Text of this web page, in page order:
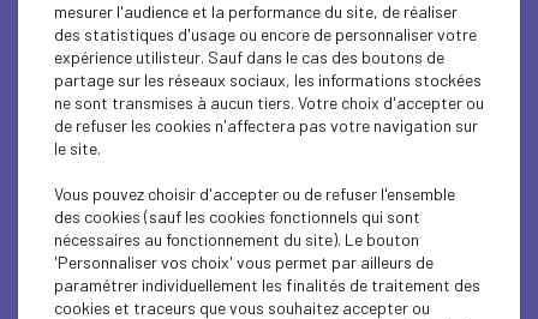
Lettre de simplification n°7
PUBLIC AFFAIRS
Propositions de simplification n°3
mesurer l'audience et la performance du site, de réaliser
des statistiques d'usage ou encore de personnaliser votre
expérience utilisteur. Sauf dans le cas des boutons de
partage sur les réseaux sociaux, les informations stockées
ne sont transmises à aucun tiers. Votre choix d'accepter ou
de refuser les cookies n'affectera pas votre navigation sur
le site.
Vous pouvez choisir d'accepter ou de refuser l'ensemble
des cookies (sauf les cookies fonctionnels qui sont
nécessaires au fonctionnement du site). Le bouton
'Personnaliser vos choix' vous permet par ailleurs de
paramétrer individuellement les finalités de traitement des
cookies et traceurs que vous souhaitez accepter ou